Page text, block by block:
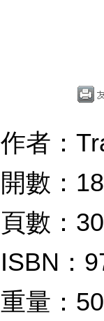
作者：
開數：18
頁數：
ISBN：
重量：